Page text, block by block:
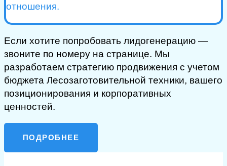
отношения.
Если хотите попробовать лидогенерацию —
звоните по номеру на странице. Мы
разработаем стратегию продвижения с учетом
бюджета Лесозаготовительной техники, вашего
позиционирования и корпоративных
ценностей.
ПОДРОБНЕЕ